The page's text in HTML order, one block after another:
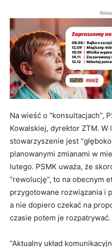
Na wieść o “konsultacjach”,
Kowalskiej, dyrektor ZTM. W
stowarzyszenie jest
planowanymi zmianami w
lutego. PSMK uważa, że
“rewolucję”, to na obecnym
przygotowane rozwiązania i
a nie dopiero czekać na
czasie potem je rozpatrywać.
“Aktualny układ